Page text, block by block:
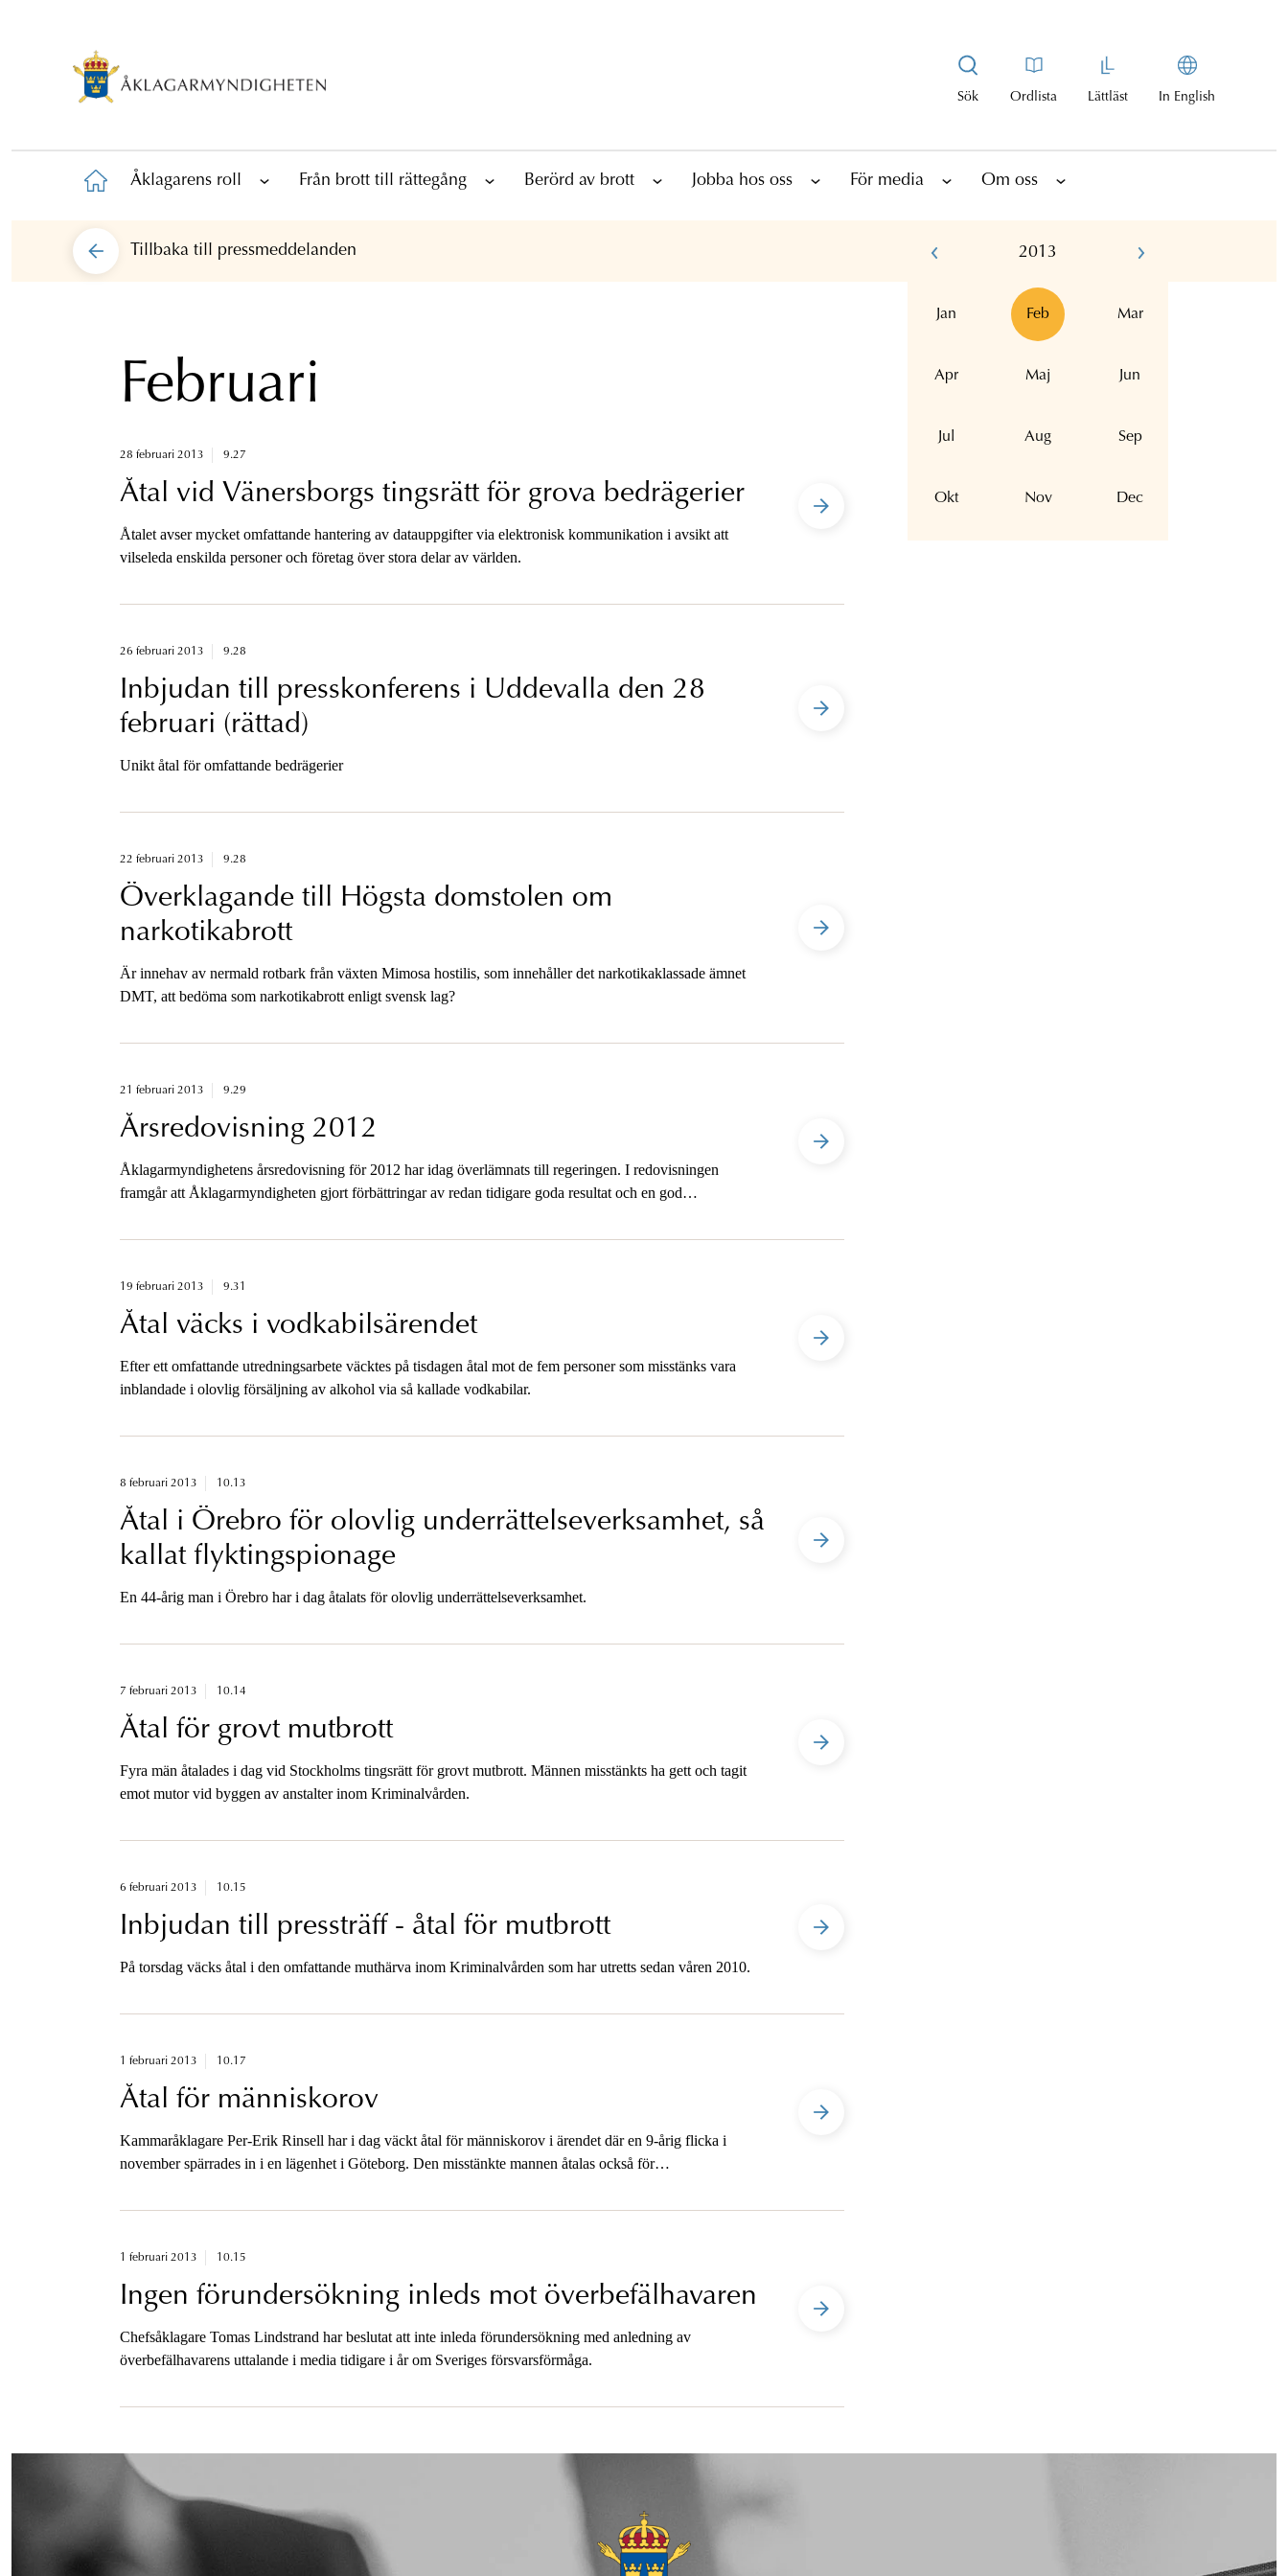
Sök Ordlista Lättläst In English
Åklagarens roll Från brott till rättegång Berörd av brott Jobba hos oss För media Om oss
Tillbaka till pressmeddelanden 2013
Jan Feb Mar
Apr Maj Jun
Jul Aug Sep
Okt Nov Dec
Februari
28 februari 2013 9.27
Åtal vid Vänersborgs tingsrätt för grova bedrägerier
Åtalet avser mycket omfattande hantering av datauppgifter via elektronisk kommunikation i avsikt att
vilseleda enskilda personer och företag över stora delar av världen.
26 februari 2013 9.28
Inbjudan till presskonferens i Uddevalla den 28
februari (rättad)
Unikt åtal för omfattande bedrägerier
22 februari 2013 9.28
Överklagande till Högsta domstolen om
narkotikabrott
Är innehav av nermald rotbark från växten Mimosa hostilis, som innehåller det narkotikaklassade ämnet
DMT, att bedöma som narkotikabrott enligt svensk lag?
21 februari 2013 9.29
Årsredovisning 2012
Åklagarmyndighetens årsredovisning för 2012 har idag överlämnats till regeringen. I redovisningen
framgår att Åklagarmyndigheten gjort förbättringar av redan tidigare goda resultat och en god
19 februari 2013 9.31
Åtal väcks i vodkabilsärendet
Efter ett omfattande utredningsarbete väcktes på tisdagen åtal mot de fem personer som misstänks vara
inblandade i olovlig försäljning av alkohol via så kallade vodkabilar.
8 februari 2013 10.13
Åtal i Örebro för olovlig underrättelseverksamhet, så
kallat flyktingspionage
En 44-årig man i Örebro har i dag åtalats för olovlig underrättelseverksamhet.
7 februari 2013 10.14
Åtal för grovt mutbrott
Fyra män åtalades i dag vid Stockholms tingsrätt för grovt mutbrott. Männen misstänkts ha gett och tagit
emot mutor vid byggen av anstalter inom Kriminalvården.
6 februari 2013 10.15
Inbjudan till pressträff - åtal för mutbrott
På torsdag väcks åtal i den omfattande muthärva inom Kriminalvården som har utretts sedan våren 2010.
1 februari 2013 10.17
Åtal för människorov
Kammaråklagare Per-Erik Rinsell har i dag väckt åtal för människorov i ärendet där en 9-årig flicka i
november spärrades in i en lägenhet i Göteborg. Den misstänkte mannen åtalas också för
1 februari 2013 10.15
Ingen förundersökning inleds mot överbefälhavaren
Chefsåklagare Tomas Lindstrand har beslutat att inte inleda förundersökning med anledning av
överbefälhavarens uttalande i media tidigare i år om Sveriges försvarsförmåga.